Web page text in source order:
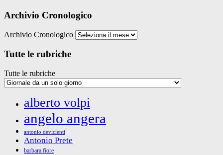
Archivio Cronologico
Archivio Cronologico
Tutte le rubriche
Tutte le rubriche
alberto volpi
angelo angera
antonio devicienti
Antonio Prete
barbara fiore